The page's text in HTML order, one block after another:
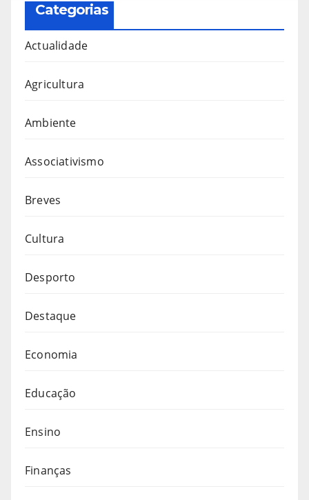
Categorias
Actualidade
Agricultura
Ambiente
Associativismo
Breves
Cultura
Desporto
Destaque
Economia
Educação
Ensino
Finanças